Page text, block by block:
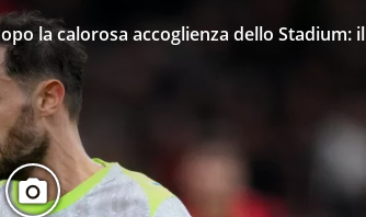
la calorosa accoglienza dello Stadium: il